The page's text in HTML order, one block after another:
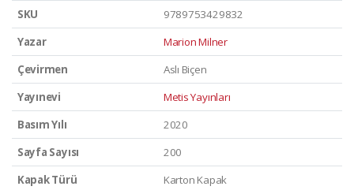
SKU
9789753429832
Yazar
Marion Milner
Çevirmen
Aslı Biçen
Yayınevi
Metis Yayınları
Basım Yılı
2020
Sayfa Sayısı
200
Kapak Türü
Karton Kapak